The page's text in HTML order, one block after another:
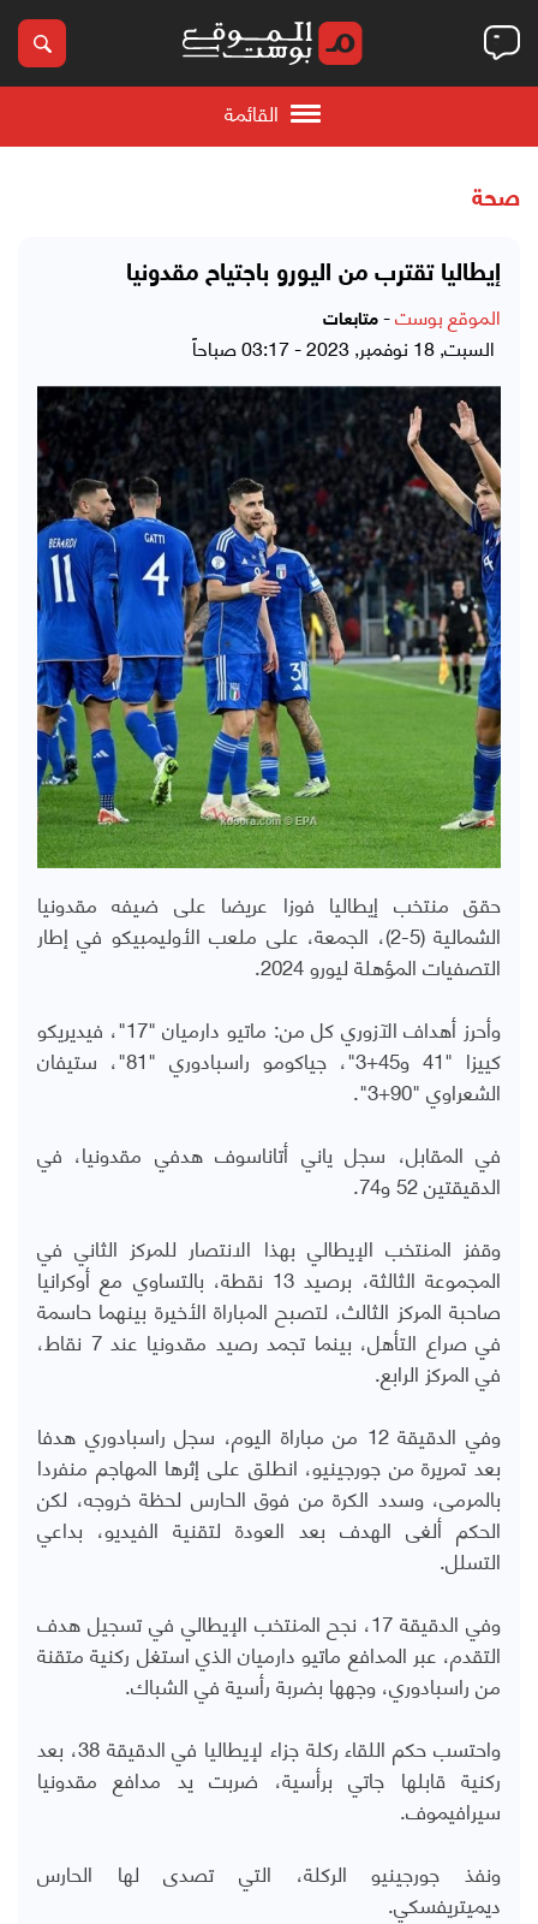
القائمة
صحة
إيطاليا تقترب من اليورو باجتياح مقدونيا
الموقع بوست- متابعات
السبت, 18 نوفمبر, 2023 - 03:17 صباحاً
حقق منتخب إيطاليا فوزا عريضا على ضيفه مقدونيا
الشمالية (5-2)، الجمعة، على ملعب الأوليمبيكو في إطار
التصفيات المؤهلة ليورو 2024.
وأحرز أهداف الآزوري كل من: ماتيو دارميان "17"، فيديريكو
كييزا "41 و45+3"، جياكومو راسبادوري "81"، ستيفان
الشعراوي "90+3".
في المقابل، سجل ياني أتاناسوف هدفي مقدونيا، في
الدقيقتين 52 و74.
وقفز المنتخب الإيطالي بهذا الانتصار للمركز الثاني في
المجموعة الثالثة، برصيد 13 نقطة، بالتساوي مع أوكرانيا
صاحبة المركز الثالث، لتصبح المباراة الأخيرة بينهما حاسمة
في صراع التأهل، بينما تجمد رصيد مقدونيا عند 7 نقاط،
في المركز الرابع.
وفي الدقيقة 12 من مباراة اليوم، سجل راسبادوري هدفا
بعد تمريرة من جورجينيو، انطلق على إثرها المهاجم منفردا
بالمرمى، وسدد الكرة من فوق الحارس لحظة خروجه، لكن
الحكم ألغى الهدف بعد العودة لتقنية الفيديو، بداعي
التسلل.
وفي الدقيقة 17، نجح المنتخب الإيطالي في تسجيل هدف
التقدم، عبر المدافع ماتيو دارميان الذي استغل ركنية متقنة
من راسبادوري، وجهها بضربة رأسية في الشباك.
واحتسب حكم اللقاء ركلة جزاء لإيطاليا في الدقيقة 38، بعد
ركنية قابلها جاتي برأسية، ضربت يد مدافع مقدونيا
سيرافيموف.
ونفذ جورجينيو الركلة، التي تصدى لها الحارس
ديميتريفسكي.